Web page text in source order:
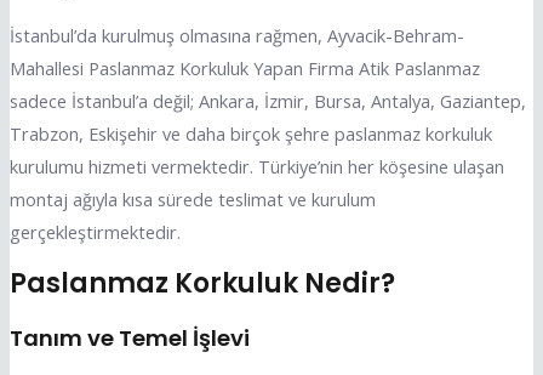
İstanbul’da kurulmuş olmasına rağmen, Ayvacik-Behram-
Mahallesi Paslanmaz Korkuluk Yapan Firma Atik Paslanmaz
sadece İstanbul’a değil; Ankara, İzmir, Bursa, Antalya, Gaziantep,
Trabzon, Eskişehir ve daha birçok şehre paslanmaz korkuluk
kurulumu hizmeti vermektedir. Türkiye’nin her köşesine ulaşan
montaj ağıyla kısa sürede teslimat ve kurulum
gerçekleştirmektedir.
Paslanmaz Korkuluk Nedir?
Tanım ve Temel İşlevi